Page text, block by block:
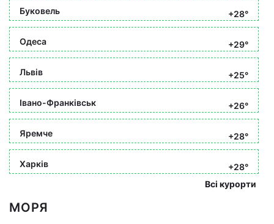
Буковель +28°
Одеса +29°
Львів +25°
Івано-Франківськ +26°
Яремче +28°
Харків
+28°
Всі курорти
МОРЯ